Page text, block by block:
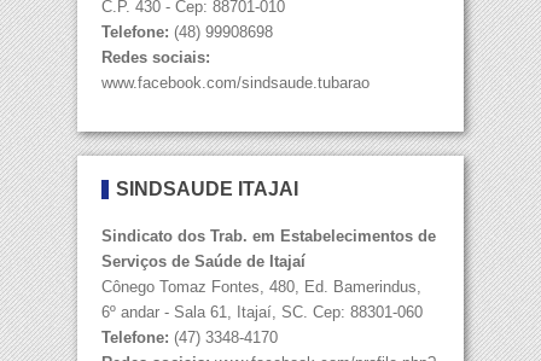
C.P. 430 - Cep: 88701-010
Telefone: (48) 99908698
Redes sociais:
www.facebook.com/sindsaude.tubarao
SINDSAÚDE ITAJAÍ
Sindicato dos Trab. em Estabelecimentos de
Serviços de Saúde de Itajaí
Cônego Tomaz Fontes, 480, Ed. Bamerindus,
6º andar - Sala 61, Itajaí, SC. Cep: 88301-060
Telefone: (47) 3348-4170